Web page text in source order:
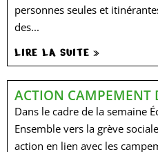
personnes seules et
des...
LIRE LA SUITE »
ACTION CAMPEMENT
Dans le cadre de la semaine
Ensemble vers la grève
action en lien avec les